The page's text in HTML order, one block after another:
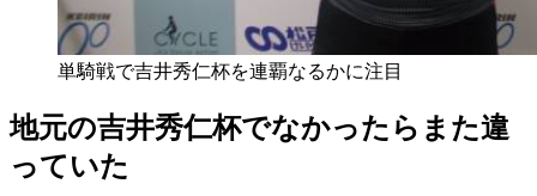
単騎戦で吉井秀仁杯を連覇なるかに注目
地元の吉井秀仁杯でなかったらまた違
っていた